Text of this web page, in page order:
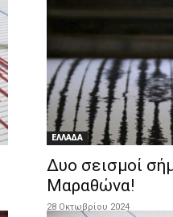
ΕΛΛΑΔΑ
Δυο σεισμοί
Μαραθώνα!
28 Οκτωβρίου 2024